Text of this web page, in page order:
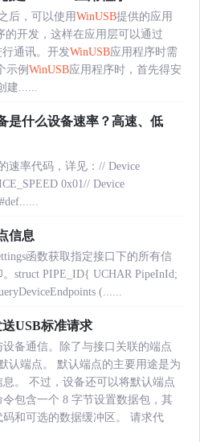
后，可以使用WinUSB提供的应用
的开发，这样在应用层可以通过
行通讯。开发WinUSB应用程序时需
示例 WinUSB应用程序时，首先得安
建......
是什么设备速率？高速、低
速率代码，详见：// Device
0x01// Device
信息
函数获取指定接口下的所有信
struct PIPE_ID{ UCHAR PipeInId;
(......
USB标准请求
备通信。除了与接口关联的端点
认端点。 默认端点的主要用途是为
。 不过，设备还可以将默认端点
包含一个 8 字节设置数据包，其
和可选的数据缓冲区。 请求代